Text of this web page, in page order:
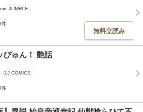
JUMBLE
件
無料立読み
ぴゅん！ 艶話
J.J COMICS
件